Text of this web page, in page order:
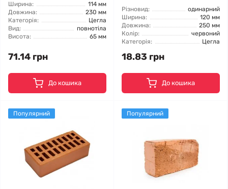
Ширина:
114 мм
Довжина:
230 мм
Категорія:
Цегла
Вид:
повнотіла
Висота:
65 мм
71.14 грн
До кошика
Різновид:
одинарний
Ширина:
120 мм
Довжина:
250 мм
Колір:
червоний
Категорія:
Цегла
18.83 грн
До кошика
Популярний Популярний